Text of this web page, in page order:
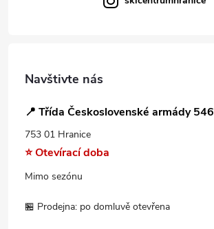
Navštivte nás
📍 Třída Československé armády 546
753 01 Hranice
⭐ Otevírací doba
Mimo sezónu
🏪 Prodejna: po domluvě otevřena